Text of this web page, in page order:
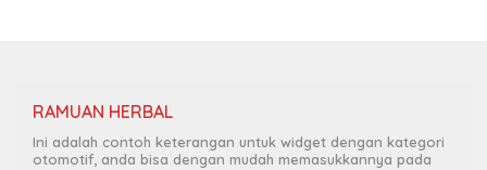
RAMUAN HERBAL
Ini adalah contoh keterangan untuk widget dengan kategori
otomotif, anda bisa dengan mudah memasukkannya pada